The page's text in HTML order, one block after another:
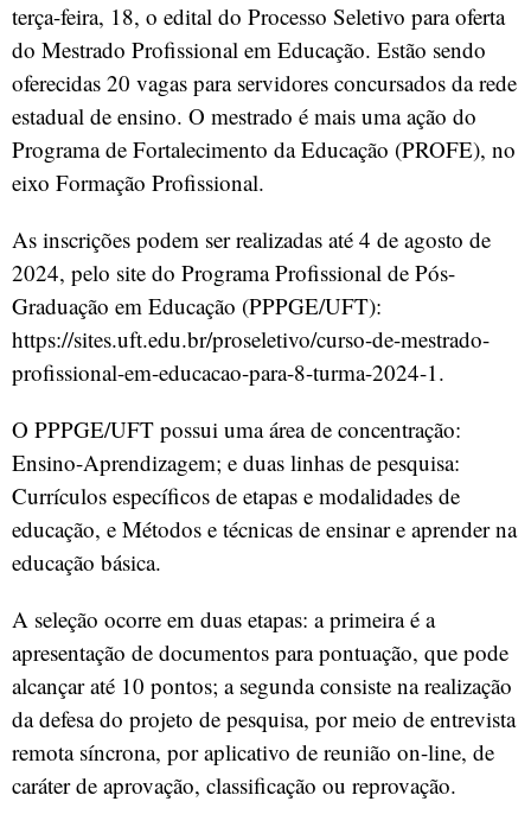
terça-feira, 18, o edital do Processo Seletivo para oferta
do Mestrado Profissional em Educação. Estão sendo
oferecidas 20 vagas para servidores concursados da rede
estadual de ensino. O mestrado é mais uma ação do
Programa de Fortalecimento da Educação (PROFE), no
eixo Formação Profissional.
As inscrições podem ser realizadas até 4 de agosto de
2024, pelo site do Programa Profissional de Pós-
Graduação em Educação (PPPGE/UFT):
https://sites.uft.edu.br/proseletivo/curso-de-mestrado-
profissional-em-educacao-para-8-turma-2024-1.
O PPPGE/UFT possui uma área de concentração:
Ensino-Aprendizagem; e duas linhas de pesquisa:
Currículos específicos de etapas e modalidades de
educação, e Métodos e técnicas de ensinar e aprender na
educação básica.
A seleção ocorre em duas etapas: a primeira é a
apresentação de documentos para pontuação, que pode
alcançar até 10 pontos; a segunda consiste na realização
da defesa do projeto de pesquisa, por meio de entrevista
remota síncrona, por aplicativo de reunião on-line, de
caráter de aprovação, classificação ou reprovação.